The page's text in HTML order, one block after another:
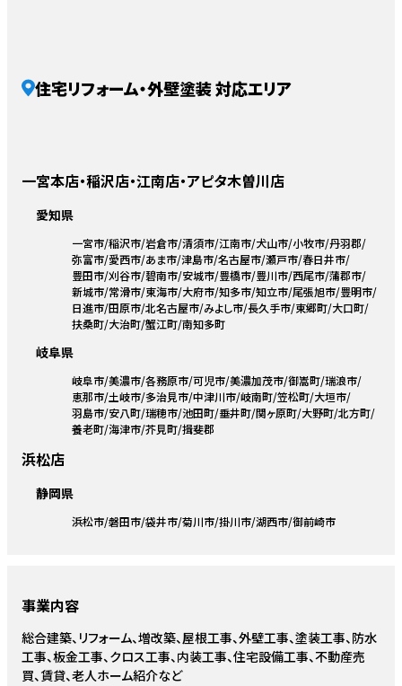
住宅リフォーム・外壁塗装 対応エリア
一宮本店・稲沢店・江南店・アピタ木曽川店
愛知県
一宮市 稲沢市 岩倉市 清須市 江南市 犬山市 小牧市 丹羽郡
弥富市 愛西市 あま市 津島市 名古屋市 瀬戸市 春日井市
豊田市 刈谷市 碧南市 安城市 豊橋市 豊川市 西尾市 蒲郡市
新城市 常滑市 東海市 大府市 知多市 知立市 尾張旭市 豊明市
日進市 田原市 北名古屋市 みよし市 長久手市 東郷町 大口町
扶桑町 大治町 蟹江町 南知多町
岐阜県
岐阜市 美濃市 各務原市 可児市 美濃加茂市 御嵩町 瑞浪市
恵那市 土岐市 多治見市 中津川市 岐南町 笠松町 大垣市
羽島市 安八町 瑞穂市 池田町 垂井町 関ヶ原町 大野町 北方町
養老町 海津市 芥見町 揖斐郡
浜松店
静岡県
浜松市 磐田市 袋井市 菊川市 掛川市 湖西市 御前崎市
事業内容
総合建築、リフォーム、増改築、屋根工事、外壁工事、塗装工事、防水
工事、板金工事、クロス工事、内装工事、住宅設備工事、不動産売
買、賃貸、老人ホーム紹介など